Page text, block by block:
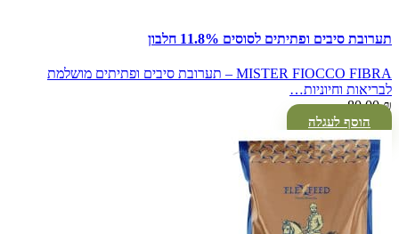
תערובת סיבים ופתיתים לסוסים 11.8% חלבון
MISTER FIOCCO FIBRA – תערובת סיבים ופתיתים מושלמת
לבריאות וחיוניות…
80.00₪
הוסף לעגלה